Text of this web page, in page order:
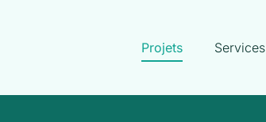
Projets Services